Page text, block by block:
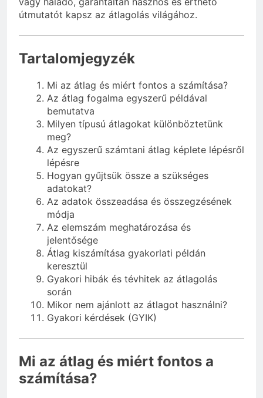
útmutatót kapsz az átlagolás világához.
Tartalomjegyzék
Mi az átlag és miért fontos a számítása?
Az átlag fogalma egyszerű példával
bemutatva
Milyen típusú átlagokat különböztetünk
meg?
Az egyszerű számtani átlag képlete lépésről
lépésre
Hogyan gyűjtsük össze a szükséges
adatokat?
Az adatok összeadása és összegzésének
módja
Az elemszám meghatározása és
jelentősége
Átlag kiszámítása gyakorlati példán
keresztül
Gyakori hibák és tévhitek az átlagolás
során
Mikor nem ajánlott az átlagot használni?
Gyakori kérdések (GYIK)
Mi az átlag és miért fontos a
számítása?